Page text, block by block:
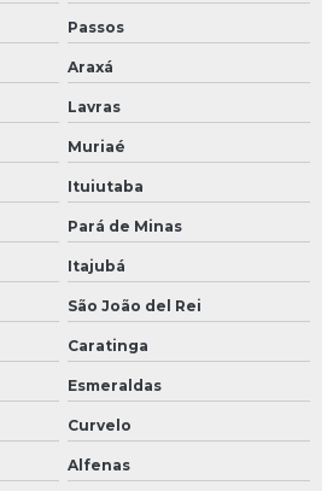
Passos
Araxá
Lavras
Muriaé
Ituiutaba
Pará de Minas
Itajubá
São João del Rei
Caratinga
Esmeraldas
Curvelo
Alfenas